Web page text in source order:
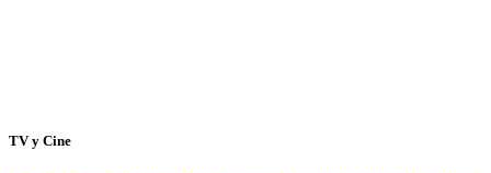
TV y Cine